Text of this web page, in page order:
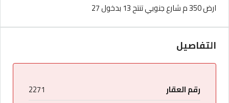
ارض 350 م شارع جنوبي تنتح 13 بدخول 27
التفاصيل
رقم العقار
2271